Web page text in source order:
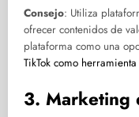
Consejo: Utiliza
ofrecer contenidos de
plataforma como una
TikTok como
3. Marketing